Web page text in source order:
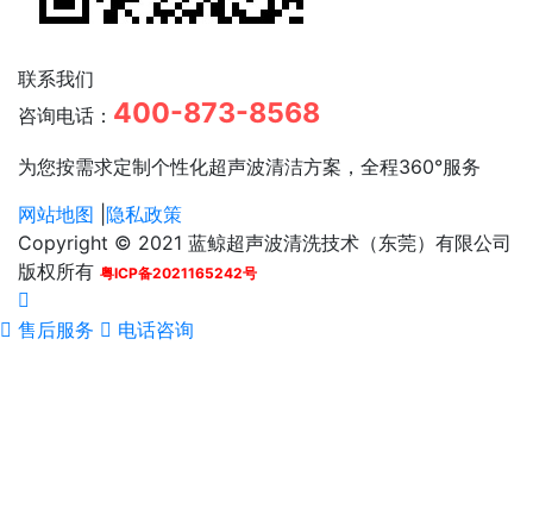
联系我们
咨询电话： 400-873-8568
为您按需求定制个性化超声波清洁方案，全程360°服务
网站地图 隐私政策
Copyright © 2021 蓝鲸超声波清洗技术（东莞）有限公司
版权所有 粤ICP备2021165242号
售后服务 电话咨询